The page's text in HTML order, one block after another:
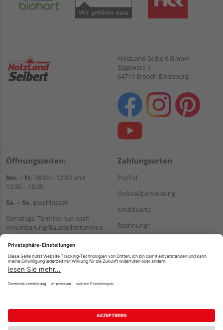
HolzLand Seibert GmbH
Sägewerk 1
64711 Erbach-Ebersberg
Öffnungszeiten:
Mo. – Fr. 08:00 – 12:00 und
13:30 – 18:00
Sa. – So. geschlossen
Samstags: Termine nur nach
Vereinbarung/Baustellentermine
Wir helfen Ihnen gerne
weiter
Tel.:+49 6062 956180
E-Mail:shop@holzland-seibert.de
Zahlungsarten
PayPal
Onlineüberweisung
Kreditkarte
Rechnung*
Versand
Impressum AGB Widerruf
Datenschutz
Reservierungsbedingungen
Vertrag widerrufen